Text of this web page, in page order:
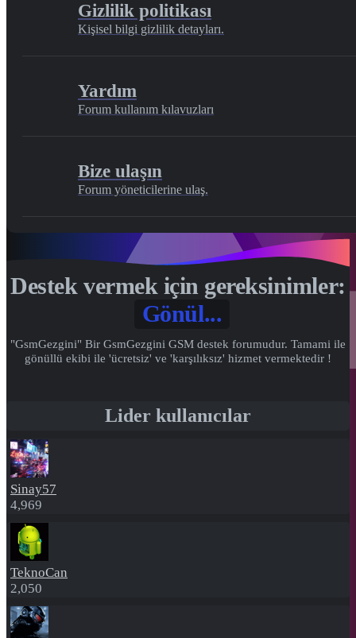
Gizlilik politikası
Kişisel bilgi gizlilik detayları.
Yardım
Forum kullanım kılavuzları
Bize ulaşın
Forum yöneticilerine ulaş.
Destek vermek için gereksinimler:
Gönül...
"GsmGezgini" Bir GsmGezgini GSM destek forumudur. Tamami ile
gönüllü ekibi ile 'ücretsiz' ve 'karşılıksız' hizmet vermektedir !
Lider kullanıcılar
Sinay57
4,969
TeknoCan
2,050